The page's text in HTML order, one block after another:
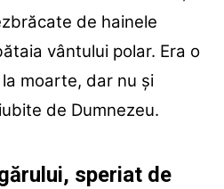
de hainele
vântului polar. Era o
moarte, dar nu și
de Dumnezeu.
speriat de